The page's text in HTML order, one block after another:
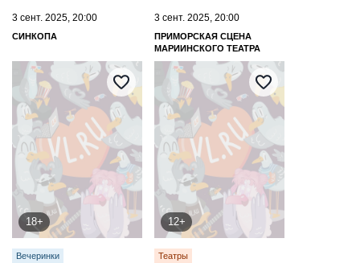
3 сент. 2025, 20:00
СИНКОПА
18+
Вечеринки
3 сент. 2025, 20:00
ПРИМОРСКАЯ СЦЕНА
МАРИИНСКОГО ТЕАТРА
12+
Театры